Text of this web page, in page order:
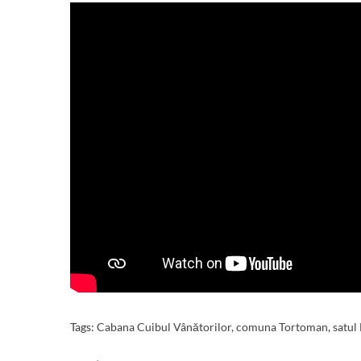
Tags: Cabana Cuibul Vânătorilor,comuna Tortoman,satul